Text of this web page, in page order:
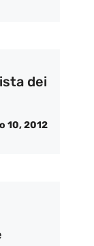
dei
10, 2012